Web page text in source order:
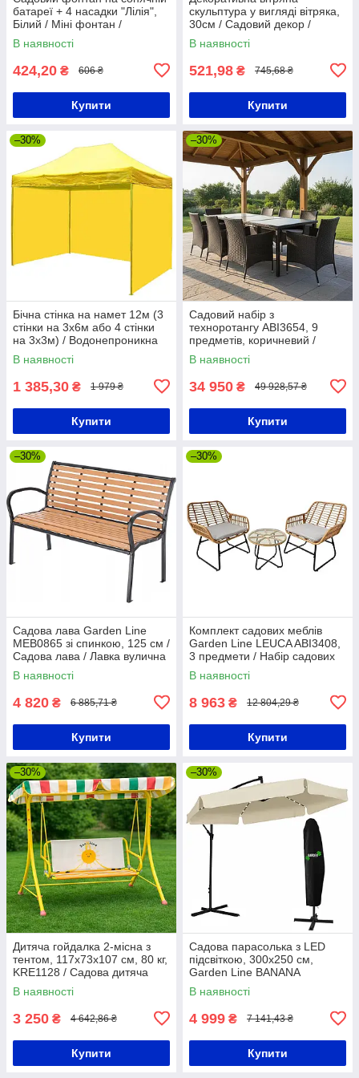
батареї + 4 насадки "Лілія",
Білий / Міні фонтан /
Декоративний фонтан для
ставка
В наявності
424,20 ₴ 606 ₴
Купити
скульптура у вигляді вітряка,
30см / Садовий декор /
Садова вертушка, що
обертається
В наявності
521,98 ₴ 745,68 ₴
Купити
–30%
Бічна стінка на намет 12м (3
стінки на 3х6м або 4 стінки
на 3х3м) / Водонепроникна
стінка для шатра
В наявності
1 385,30 ₴ 1 979 ₴
Купити
–30%
Садовий набір з
техноротангу ABI3654, 9
предметів, коричневий /
Набір пластикових садових
меблів / Садові меблі з
В наявності
34 950 ₴ 49 928,57 ₴
Купити
–30%
Садова лава Garden Line
MEB0865 зі спинкою, 125 см /
Садова лава / Лавка вулична
В наявності
4 820 ₴ 6 885,71 ₴
Купити
–30%
Комплект садових меблів
Garden Line LEUCA ABI3408,
3 предмети / Набір садових
меблів / Комплект меблів для
саду
В наявності
8 963 ₴ 12 804,29 ₴
Купити
–30%
Дитяча гойдалка 2-місна з
тентом, 117х73х107 см, 80 кг,
KRE1128 / Садова дитяча
гойдалка / Гойдалка дитяча
металева
В наявності
3 250 ₴ 4 642,86 ₴
Купити
–30%
Садова парасолька з LED
підсвіткою, 300х250 см,
Garden Line BANANA
GAO1503, Бежевий /
Парасоля садова з нахилом /
В наявності
4 999 ₴ 7 141,43 ₴
Купити